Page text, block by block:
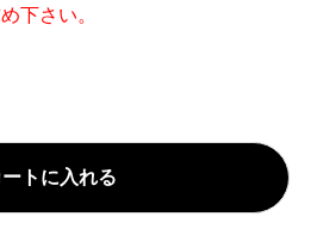
下さい。